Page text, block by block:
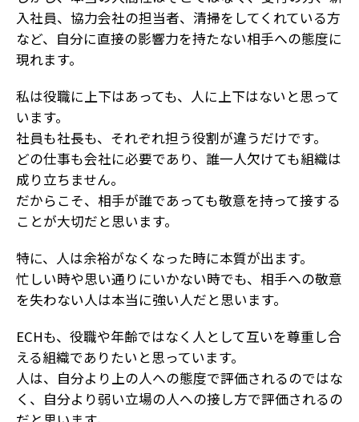
入社員、協力会社の担当者、清掃をしてくれている方
など、自分に直接の影響力を持たない相手への態度に
現れます。
私は役職に上下はあっても、人に上下はないと思って
います。
社員も社長も、それぞれ担う役割が違うだけです。
どの仕事も会社に必要であり、誰一人欠けても組織は
成り立ちません。
だからこそ、相手が誰であっても敬意を持って接する
ことが大切だと思います。
特に、人は余裕がなくなった時に本質が出ます。
忙しい時や思い通りにいかない時でも、相手への敬意
を失わない人は本当に強い人だと思います。
ECHも、役職や年齢ではなく人として互いを尊重し合
える組織でありたいと思っています。
人は、自分より上の人への態度で評価されるのではな
く、自分より弱い立場の人への接し方で評価されるの